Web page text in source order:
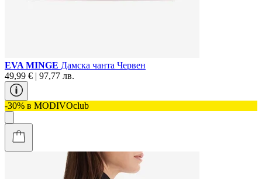
EVA MINGE Дамска чанта Червен
49,99 € | 97,77 лв.
-30% в MODIVOclub